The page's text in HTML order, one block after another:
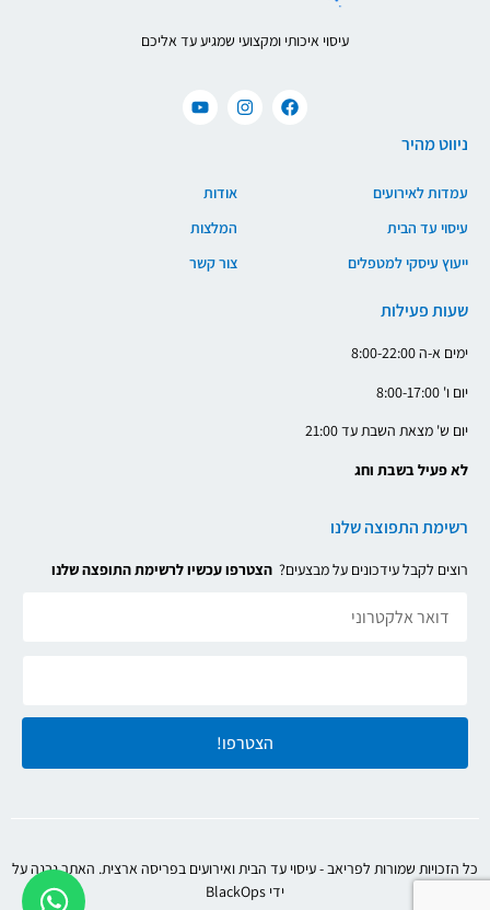
עיסוי איכותי ומקצועי שמגיע עד אליכם
ניווט מהיר
עמדות לאירועים
עיסוי עד הבית
ייעוץ עיסקי למטפלים
אודות
המלצות
צור קשר
שעות פעילות
ימים א-ה 8:00-22:00
יום ו' 8:00-17:00
יום ש' מצאת השבת עד 21:00
לא פעיל בשבת וחג
רשימת התפוצה שלנו
רוצים לקבל עידכונים על מבצעים? הצטרפו עכשיו לרשימת התופצה שלנו
הצטרפו!
כל הזכויות שמורות לפריאב - עיסוי עד הבית ואירועים בפריסה ארצית. האתר נבנה על
ידי BlackOps